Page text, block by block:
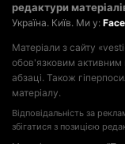
редактури
Україна. Київ. Ми у:
Матеріали з сайту
обов'язковим
абзаці. Також
матеріалу.
Відповідальність за
збігатися з позицією